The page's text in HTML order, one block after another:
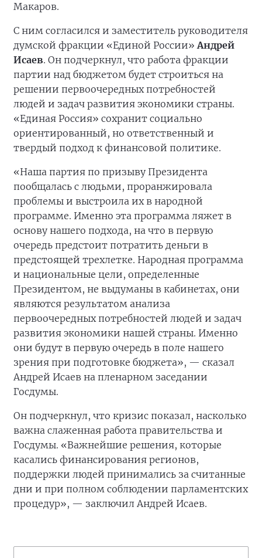
Макаров.
С ним согласился и заместитель руководителя
думской фракции «Единой России»Андрей
Исаев. Он подчеркнул, что работа фракции
партии над бюджетом будет строиться на
решении первоочередных потребностей
людей и задач развития экономики страны.
«Единая Россия» сохранит социально
ориентированный, но ответственный и
твердый подход к финансовой политике.
«Наша партия по призыву Президента
пообщалась с людьми, проранжировала
проблемы и выстроила их в народной
программе. Именно эта программа ляжет в
основу нашего подхода, на что в первую
очередь предстоит потратить деньги в
предстоящей трехлетке. Народная программа
и национальные цели, определенные
Президентом, не выдуманы в кабинетах, они
являются результатом анализа
первоочередных потребностей людей и задач
развития экономики нашей страны. Именно
они будут в первую очередь в поле нашего
зрения при подготовке бюджета», — сказал
Андрей Исаев на пленарном заседании
Госдумы.
Он подчеркнул, что кризис показал, насколько
важна слаженная работа правительства и
Госдумы. «Важнейшие решения, которые
касались финансирования регионов,
поддержки людей принимались за считанные
дни и при полном соблюдении парламентских
процедур», — заключил Андрей Исаев.